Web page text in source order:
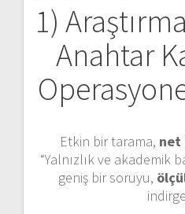
1)
Anahtar
Etkin bir tarama, net
“Yalnızlık ve akademik
geniş bir soruyu,